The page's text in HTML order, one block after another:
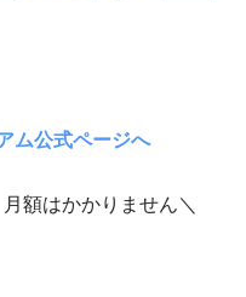
ム公式ページへ
額はかかりません＼